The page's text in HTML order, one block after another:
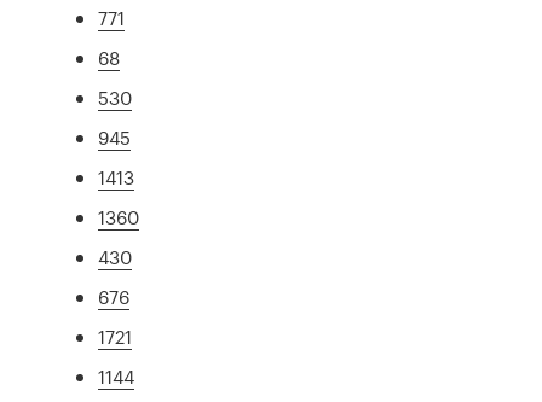
771
68
530
945
1413
1360
430
676
1721
1144